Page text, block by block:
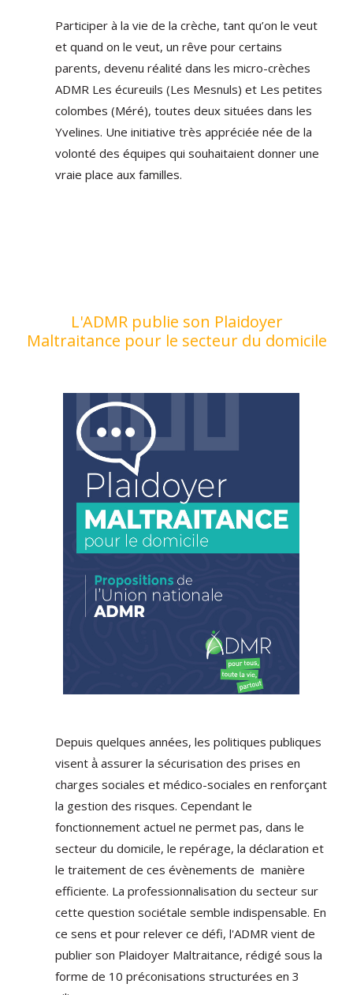
Participer à la vie de la crèche, tant qu’on le veut
et quand on le veut, un rêve pour certains
parents, devenu réalité dans les micro-crèches
ADMR Les écureuils (Les Mesnuls) et Les petites
colombes (Méré), toutes deux situées dans les
Yvelines. Une initiative très appréciée née de la
volonté des équipes qui souhaitaient donner une
vraie place aux familles.
L'ADMR publie son Plaidoyer
Maltraitance pour le secteur du domicile
Depuis quelques années, les politiques publiques
visent à̀ assurer la sécurisation des prises en
charges sociales et médico-sociales en renforçant
la gestion des risques. Cependant le
fonctionnement actuel ne permet pas, dans le
secteur du domicile, le repérage, la déclaration et
le traitement de ces évènements de manière
efficiente. La professionnalisation du secteur sur
cette question sociétale semble indispensable. En
ce sens et pour relever ce défi, l'ADMR vient de
publier son Plaidoyer Maltraitance, rédigé sous la
forme de 10 préconisations structurées en 3